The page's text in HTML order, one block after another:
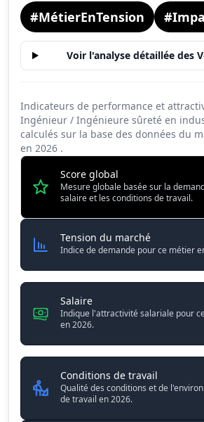
#MétierEnTension
Voir l'analyse détaillée des
Indicateurs de performance et
Ingénieur / Ingénieure sûreté en
calculés sur la base des données du
en 2026 .
Score global
Mesure globale basée sur la
salaire et les conditions de travail.
Tension du marchéIngénieur
Indice de demande pour ce métier
SalaireIngénieur / Ingénieure
Indique l'attractivité salariale pour
en 2026.
Conditions de travail
Qualité des conditions et de
de travail en 2026.